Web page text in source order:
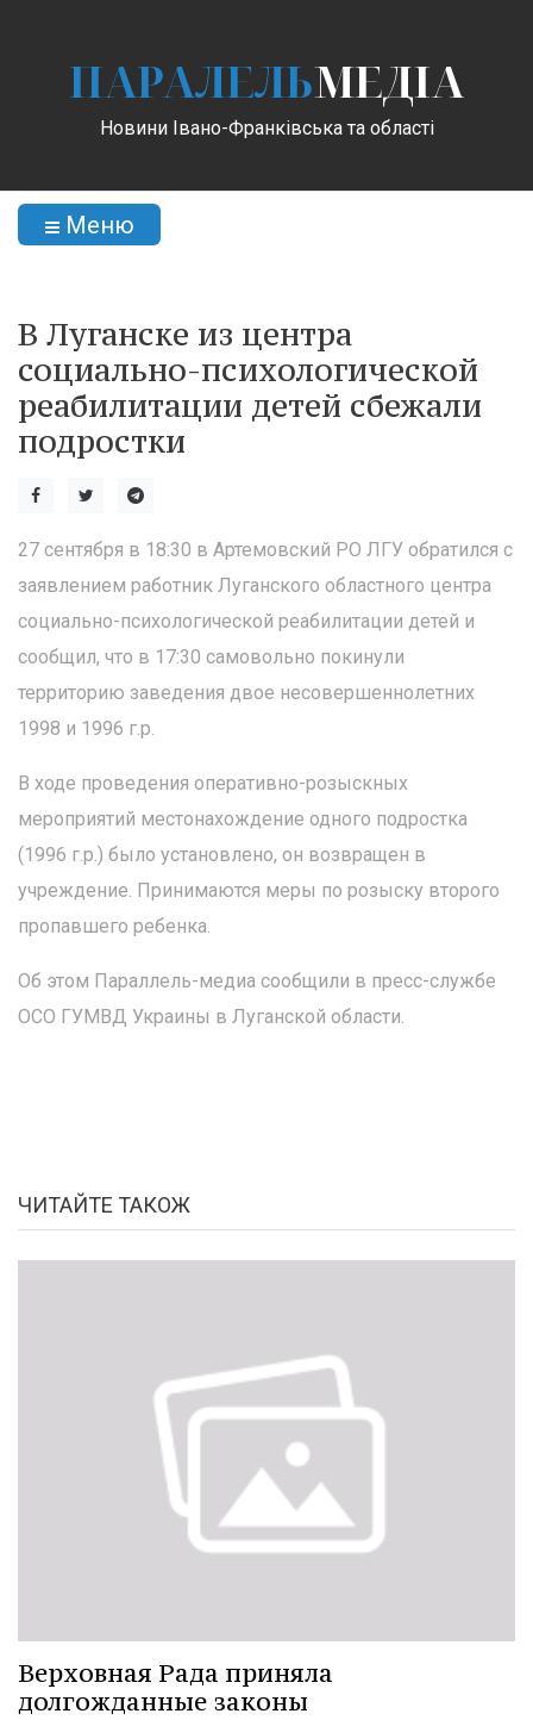
ПАРАЛЕЛЬМЕДІА
Новини Івано-Франківська та області
Меню
В Луганске из центра
социально-психологической
реабилитации детей сбежали
подростки
27 сентября в 18:30 в Артемовский РО ЛГУ обратился с
заявлением работник Луганского областного центра
социально-психологической реабилитации детей и
сообщил, что в 17:30 самовольно покинули
территорию заведения двое несовершеннолетних
1998 и 1996 г.р.
В ходе проведения оперативно-розыскных
мероприятий местонахождение одного подростка
(1996 г.р.) было установлено, он возвращен в
учреждение. Принимаются меры по розыску второго
пропавшего ребенка.
Об этом Параллель-медиа сообщили в пресс-службе
ОСО ГУМВД Украины в Луганской области.
ЧИТАЙТЕ ТАКОЖ
Верховная Рада приняла
долгожданные законы